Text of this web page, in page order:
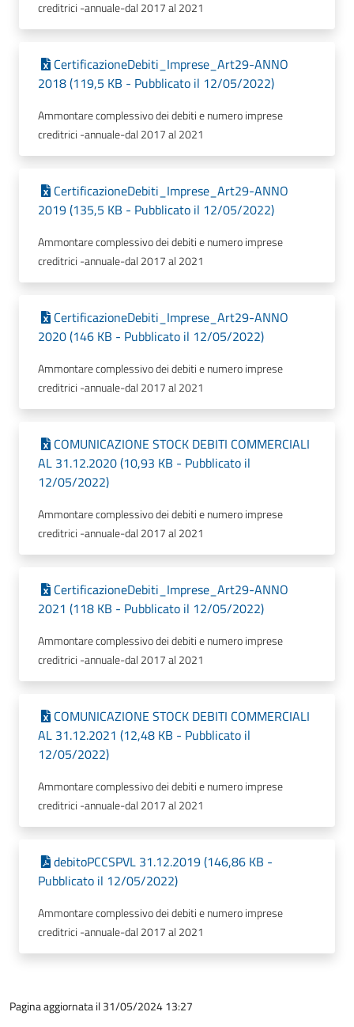
creditrici -annuale-dal 2017 al 2021
CertificazioneDebiti_Imprese_Art29-ANNO
2018 (119,5 KB - Pubblicato il 12/05/2022)
Ammontare complessivo dei debiti e numero imprese
creditrici -annuale-dal 2017 al 2021
CertificazioneDebiti_Imprese_Art29-ANNO
2019 (135,5 KB - Pubblicato il 12/05/2022)
Ammontare complessivo dei debiti e numero imprese
creditrici -annuale-dal 2017 al 2021
CertificazioneDebiti_Imprese_Art29-ANNO
2020 (146 KB - Pubblicato il 12/05/2022)
Ammontare complessivo dei debiti e numero imprese
creditrici -annuale-dal 2017 al 2021
COMUNICAZIONE STOCK DEBITI COMMERCIALI
AL 31.12.2020 (10,93 KB - Pubblicato il
12/05/2022)
Ammontare complessivo dei debiti e numero imprese
creditrici -annuale-dal 2017 al 2021
CertificazioneDebiti_Imprese_Art29-ANNO
2021 (118 KB - Pubblicato il 12/05/2022)
Ammontare complessivo dei debiti e numero imprese
creditrici -annuale-dal 2017 al 2021
COMUNICAZIONE STOCK DEBITI COMMERCIALI
AL 31.12.2021 (12,48 KB - Pubblicato il
12/05/2022)
Ammontare complessivo dei debiti e numero imprese
creditrici -annuale-dal 2017 al 2021
debitoPCCSPVL 31.12.2019 (146,86 KB -
Pubblicato il 12/05/2022)
Ammontare complessivo dei debiti e numero imprese
creditrici -annuale-dal 2017 al 2021
Pagina aggiornata il 31/05/2024 13:27